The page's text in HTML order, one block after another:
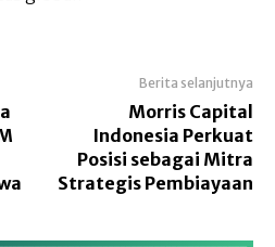
Berita selanjutnya
Morris Capital
Indonesia Perkuat
Posisi sebagai Mitra
Strategis Pembiayaan